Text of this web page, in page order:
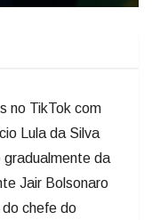
no TikTok com
Lula da Silva
da
Jair Bolsonaro
chefe do